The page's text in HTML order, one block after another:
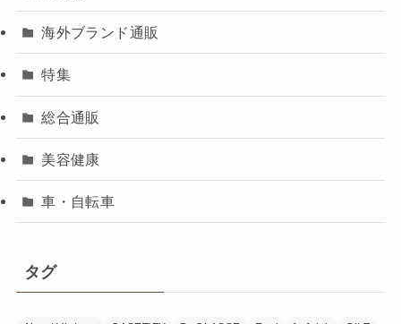
海外ブランド通販
特集
総合通販
美容健康
車・自転車
タグ